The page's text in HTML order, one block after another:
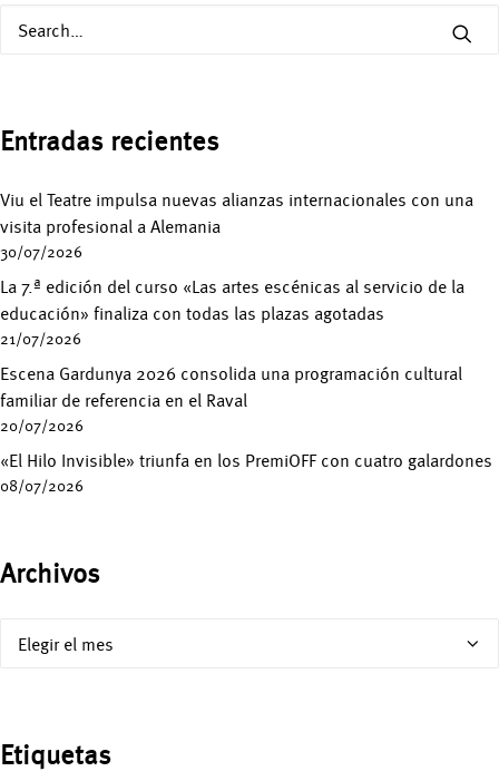
Entradas recientes
Viu el Teatre impulsa nuevas alianzas internacionales con una
visita profesional a Alemania
30/07/2026
La 7.ª edición del curso «Las artes escénicas al servicio de la
educación» finaliza con todas las plazas agotadas
21/07/2026
Escena Gardunya 2026 consolida una programación cultural
familiar de referencia en el Raval
20/07/2026
«El Hilo Invisible» triunfa en los PremiOFF con cuatro galardones
08/07/2026
Archivos
Archivos
Etiquetas